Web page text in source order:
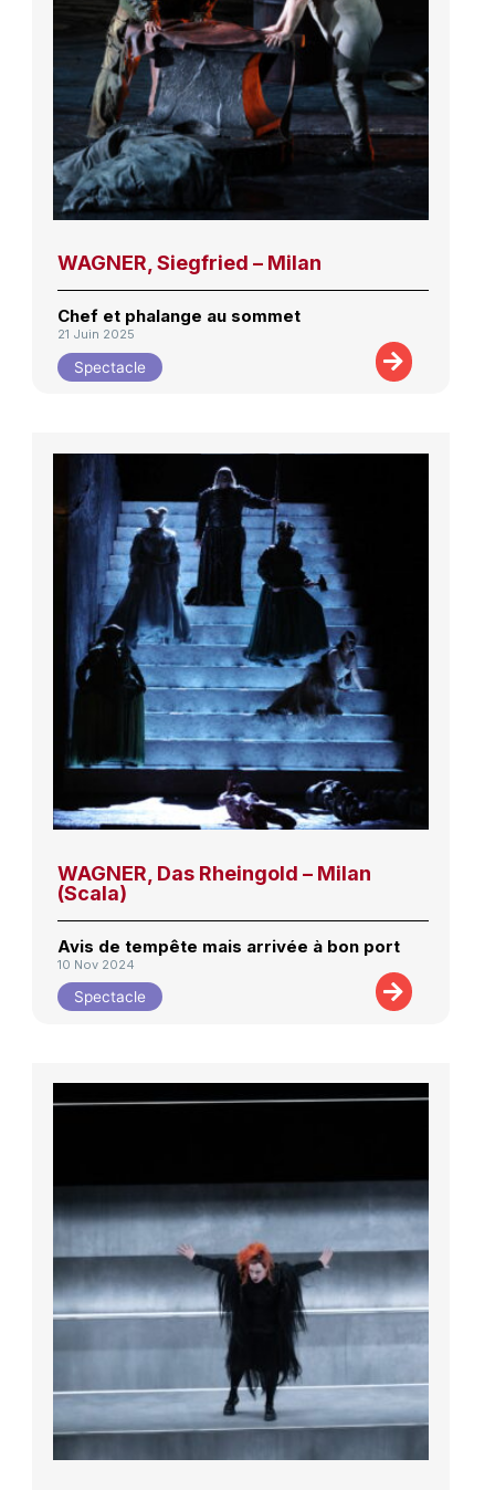
WAGNER, Siegfried – Milan
Chef et phalange au sommet
21 Juin 2025
Spectacle
WAGNER, Das Rheingold – Milan
(Scala)
Avis de tempête mais arrivée à bon port
10 Nov 2024
Spectacle